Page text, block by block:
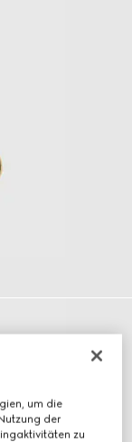
um die
der
zu